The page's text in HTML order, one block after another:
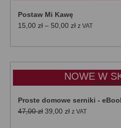
Postaw Mi Kawę
15,00 zł – 50,00 złZakres
od
do
50,00 zł
z VAT
NOWE W
Proste domowe serniki -
47,00zł Pierwotna
39,00 złAktualna
z VAT